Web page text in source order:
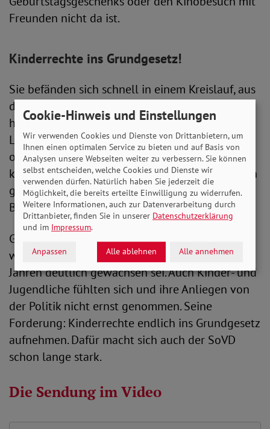
Freunden nicht da ist.
Kinderrechte ins Grundgesetz!
Sie befänden sich schnell in einem Kreislauf, aus
dem es schwierig sei, auszubrechen. Verschärft
habe sich die Lage zudem während der Corona-
Lockdowns. Kinder aus armen Familien hätten
oft in überlegten Wohnungen gesessen und
keine alternativen Beschäftigungsmöglichkeiten
gehabt. Auch der Fernunterricht sei unter diesen
Bedingungen erschwert gewesen.
Generell, so Holger Hofmann, tue die Politik zu
wenig gegen Kinderarmut, die in den letzten
Jahren deutlich gewachsen sei. Auch Kinder- und
Jugendliche fühlten sich und ihre Anliegen von
der Politik nicht ernst genommen. Seine
Forderung: Kinderrechte endlich ins Grundgesetz
aufnehmen. Dafür macht sich auch der SoVD
schon lange stark.
Die Sendung im Video
Cookie-Hinweis und Einstellungen
Wir verwenden Cookies und Dienste von Drittanbietern, um
Ihnen einen optimalen Service zu bieten und auf Basis von
Analysen unsere Webseiten weiter zu verbessern. Sie können
selbst entscheiden, welche Cookies und Dienste wir
verwenden dürfen. Natürlich haben Sie jederzeit die
Möglichkeit, die bereits erteilte Einwilligung zu widerrufen.
Weitere Informationen, auch zur Datenverarbeitung durch
Drittanbieter, finden Sie in unserer Datenschutzerklärung
und im Impressum.
Anpassen Alle ablehnen Alle annehmen